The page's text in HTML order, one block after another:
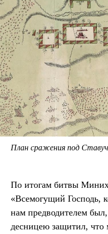
План сражения под
По итогам битвы
«Всемогущий Господь,
нам предводителем
десницею защитил, что